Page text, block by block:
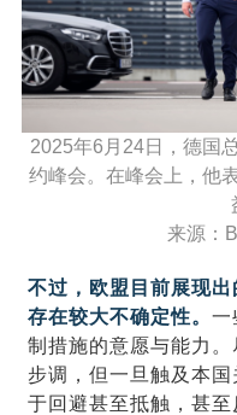
2025年6月24日，德国
约峰会。在峰会上，他
来源：
不过，欧盟目前展现
存在较大不确定性。 一
制措施的意愿与能力
步调，但一旦触及本
于回避甚至抵触，甚